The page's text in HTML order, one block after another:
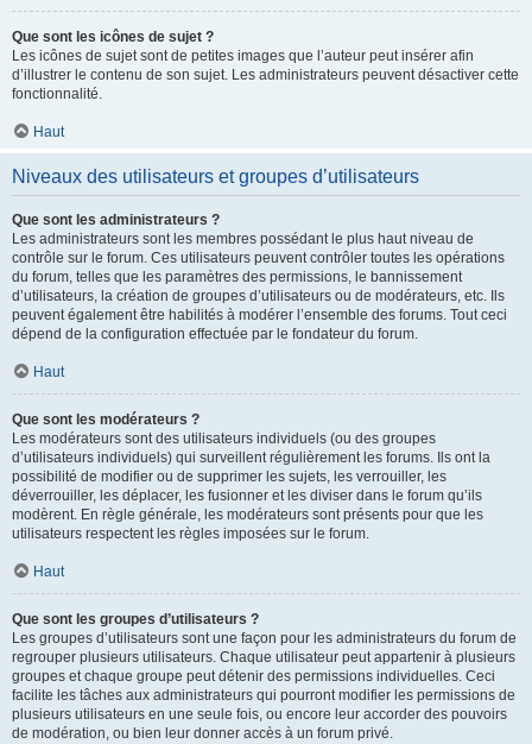
Que sont les icônes de sujet ?
Les icônes de sujet sont de petites images que l’auteur peut insérer afin
d’illustrer le contenu de son sujet. Les administrateurs peuvent désactiver cette
fonctionnalité.
Haut
Niveaux des utilisateurs et groupes d’utilisateurs
Que sont les administrateurs ?
Les administrateurs sont les membres possédant le plus haut niveau de
contrôle sur le forum. Ces utilisateurs peuvent contrôler toutes les opérations
du forum, telles que les paramètres des permissions, le bannissement
d’utilisateurs, la création de groupes d’utilisateurs ou de modérateurs, etc. Ils
peuvent également être habilités à modérer l’ensemble des forums. Tout ceci
dépend de la configuration effectuée par le fondateur du forum.
Haut
Que sont les modérateurs ?
Les modérateurs sont des utilisateurs individuels (ou des groupes
d’utilisateurs individuels) qui surveillent régulièrement les forums. Ils ont la
possibilité de modifier ou de supprimer les sujets, les verrouiller, les
déverrouiller, les déplacer, les fusionner et les diviser dans le forum qu’ils
modèrent. En règle générale, les modérateurs sont présents pour que les
utilisateurs respectent les règles imposées sur le forum.
Haut
Que sont les groupes d’utilisateurs ?
Les groupes d’utilisateurs sont une façon pour les administrateurs du forum de
regrouper plusieurs utilisateurs. Chaque utilisateur peut appartenir à plusieurs
groupes et chaque groupe peut détenir des permissions individuelles. Ceci
facilite les tâches aux administrateurs qui pourront modifier les permissions de
plusieurs utilisateurs en une seule fois, ou encore leur accorder des pouvoirs
de modération, ou bien leur donner accès à un forum privé.